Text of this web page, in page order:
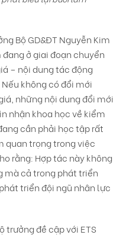
Bộ GD&ĐT Nguyễn Kim
ở giai đoạn chuyển
– nội dung tác động
không có đổi mới
những nội dung đổi mới
nhận khoa học về kiểm
cần phải học tập rất
quan trọng trong việc
rằng: Hợp tác này không
mà cả trong phát triển
triển đội ngũ nhân lực
trưởng đề cập với ETS